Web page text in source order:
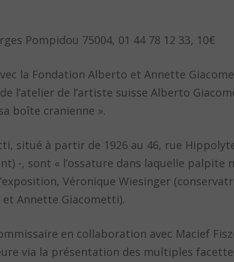
Pompidou 75004, 01 44 78 12 33, 10€
la Fondation Alberto et Annette
l’atelier de l’artiste suisse Alberto
boîte cranienne ».
situé à partir de 1926 au 46, rue
-, sont « l’ossature dans laquelle palpite
Véronique Wiesinger
Annette Giacometti).
en collaboration avec Macief
via la présentation des multiples